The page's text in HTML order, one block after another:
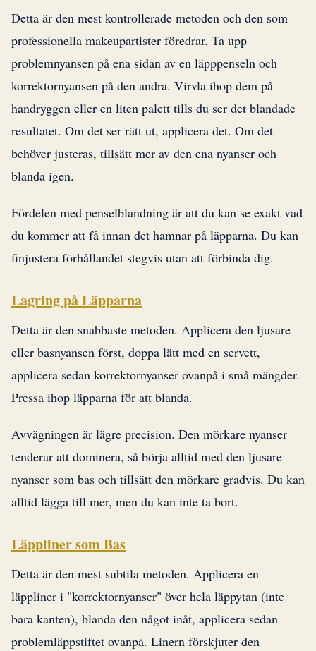
Detta är den mest kontrollerade metoden och den som
professionella makeupartister föredrar. Ta upp
problemnyansen på ena sidan av en läpppenseln och
korrektornyansen på den andra. Virvla ihop dem på
handryggen eller en liten palett tills du ser det blandade
resultatet. Om det ser rätt ut, applicera det. Om det
behöver justeras, tillsätt mer av den ena nyanser och
blanda igen.
Fördelen med penselblandning är att du kan se exakt vad
du kommer att få innan det hamnar på läpparna. Du kan
finjustera förhållandet stegvis utan att förbinda dig.
Lagring på Läpparna
Detta är den snabbaste metoden. Applicera den ljusare
eller basnyansen först, doppa lätt med en servett,
applicera sedan korrektornyanser ovanpå i små mängder.
Pressa ihop läpparna för att blanda.
Avvägningen är lägre precision. Den mörkare nyanser
tenderar att dominera, så börja alltid med den ljusare
nyanser som bas och tillsätt den mörkare gradvis. Du kan
alltid lägga till mer, men du kan inte ta bort.
Läppliner som Bas
Detta är den mest subtila metoden. Applicera en
läppliner i "korrektornyanser" över hela läppytan (inte
bara kanten), blanda den något inåt, applicera sedan
problemläppstiftet ovanpå. Linern förskjuter den